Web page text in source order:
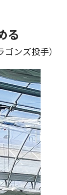
る
ンズ投手）